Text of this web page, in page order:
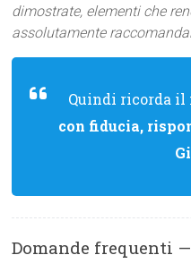
dimostrate, elementi che
assolutamente
Quindi ricorda il
con fiducia,
Domande frequenti